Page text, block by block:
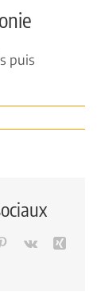
puis
Pinterest
Vk